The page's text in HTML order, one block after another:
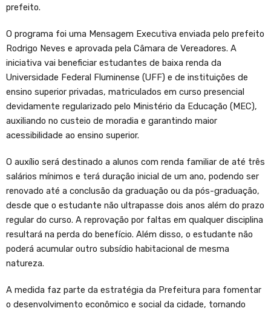
prefeito.
O programa foi uma Mensagem Executiva enviada pelo prefeito
Rodrigo Neves e aprovada pela Câmara de Vereadores. A
iniciativa vai beneficiar estudantes de baixa renda da
Universidade Federal Fluminense (UFF) e de instituições de
ensino superior privadas, matriculados em curso presencial
devidamente regularizado pelo Ministério da Educação (MEC),
auxiliando no custeio de moradia e garantindo maior
acessibilidade ao ensino superior.
O auxílio será destinado a alunos com renda familiar de até três
salários mínimos e terá duração inicial de um ano, podendo ser
renovado até a conclusão da graduação ou da pós-graduação,
desde que o estudante não ultrapasse dois anos além do prazo
regular do curso. A reprovação por faltas em qualquer disciplina
resultará na perda do benefício. Além disso, o estudante não
poderá acumular outro subsídio habitacional de mesma
natureza.
A medida faz parte da estratégia da Prefeitura para fomentar
o desenvolvimento econômico e social da cidade, tornando